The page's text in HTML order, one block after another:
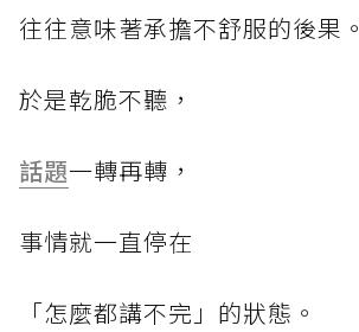
往往意味著承擔不舒服的後果。
於是乾脆不聽，
話題一轉再轉，
事情就一直停在
「怎麼都講不完」的狀態。